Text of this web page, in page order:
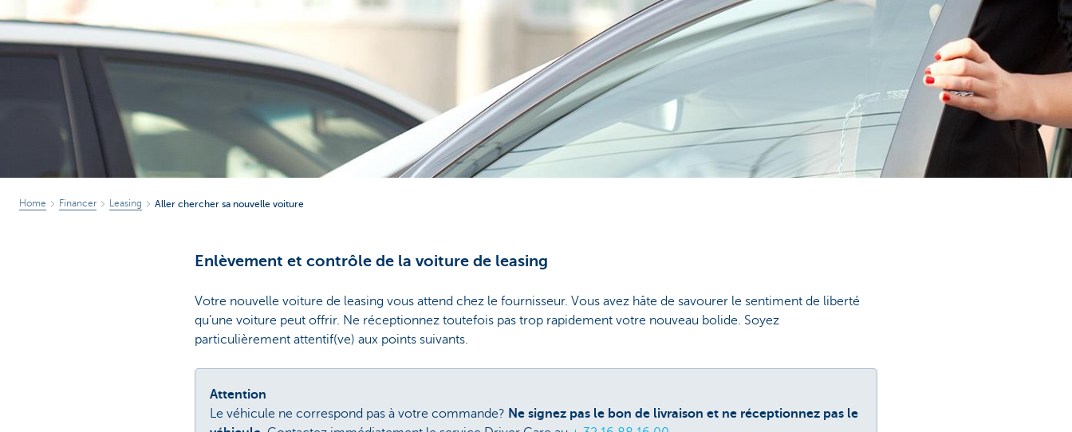
Home Financer Leasing Aller chercher sa nouvelle voiture
Enlèvement et contrôle de la voiture de leasing
Votre nouvelle voiture de leasing vous attend chez le fournisseur. Vous avez hâte de savourer le sentiment de liberté
qu’une voiture peut offrir. Ne réceptionnez toutefois pas trop rapidement votre nouveau bolide. Soyez
particulièrement attentif(ve) aux points suivants.
Attention
Le véhicule ne correspond pas à votre commande? Ne signez pas le bon de livraison et ne réceptionnez pas le